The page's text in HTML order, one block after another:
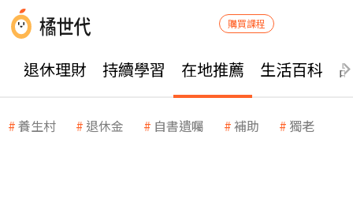
購買課程
退休理財 持續學習 在地推薦 生活百科
養生村 退休金 自書遺囑 補助 獨老